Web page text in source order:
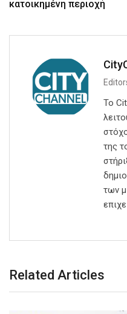
κατοικημένη περιοχή
Το
της
των
Related Articles